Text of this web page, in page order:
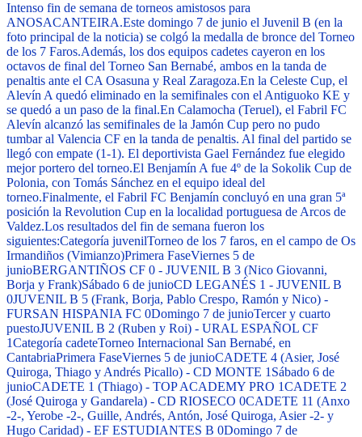
Intenso fin de semana de torneos amistosos para
ANOSACANTEIRA.Este domingo 7 de junio el Juvenil B (en la
foto principal de la noticia) se colgó la medalla de bronce del Torneo
de los 7 Faros.Además, los dos equipos cadetes cayeron en los
octavos de final del Torneo San Bernabé, ambos en la tanda de
penaltis ante el CA Osasuna y Real Zaragoza.En la Celeste Cup, el
Alevín A quedó eliminado en la semifinales con el Antiguoko KE y
se quedó a un paso de la final.En Calamocha (Teruel), el Fabril FC
Alevín alcanzó las semifinales de la Jamón Cup pero no pudo
tumbar al Valencia CF en la tanda de penaltis. Al final del partido se
llegó con empate (1-1). El deportivista Gael Fernández fue elegido
mejor portero del torneo.El Benjamín A fue 4º de la Sokolik Cup de
Polonia, con Tomás Sánchez en el equipo ideal del
torneo.Finalmente, el Fabril FC Benjamín concluyó en una gran 5ª
posición la Revolution Cup en la localidad portuguesa de Arcos de
Valdez.Los resultados del fin de semana fueron los
siguientes:Categoría juvenilTorneo de los 7 faros, en el campo de Os
Irmandiños (Vimianzo)Primera FaseViernes 5 de
junioBERGANTIÑOS CF 0 - JUVENIL B 3 (Nico Giovanni,
Borja y Frank)Sábado 6 de junioCD LEGANÉS 1 - JUVENIL B
0JUVENIL B 5 (Frank, Borja, Pablo Crespo, Ramón y Nico) -
FURSAN HISPANIA FC 0Domingo 7 de junioTercer y cuarto
puestoJUVENIL B 2 (Ruben y Roi) - URAL ESPAÑOL CF
1Categoría cadeteTorneo Internacional San Bernabé, en
CantabriaPrimera FaseViernes 5 de junioCADETE 4 (Asier, José
Quiroga, Thiago y Andrés Picallo) - CD MONTE 1 Sábado 6 de
junioCADETE 1 (Thiago) - TOP ACADEMY PRO 1CADETE 2
(José Quiroga y Gandarela) - CD RIOSECO 0CADETE 11 (Anxo
-2-, Yerobe -2-, Guille, Andrés, Antón, José Quiroga, Asier -2- y
Hugo Caridad) - EF ESTUDIANTES B 0Domingo 7 de